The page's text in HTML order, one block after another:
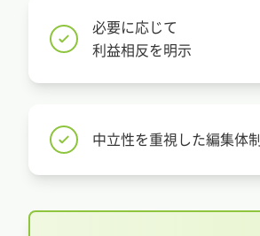
必要に応じて
利益相反を明示
中立性を重視した編集体制